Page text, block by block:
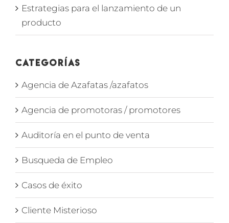
Estrategias para el lanzamiento de un
producto
Categorías
Agencia de Azafatas /azafatos
Agencia de promotoras / promotores
Auditoría en el punto de venta
Busqueda de Empleo
Casos de éxito
Cliente Misterioso